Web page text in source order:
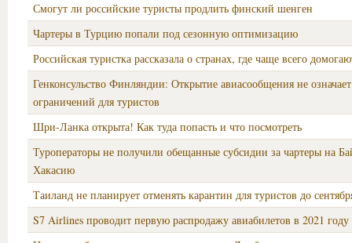
Смогут ли российские туристы продлить финский шенген
Чартеры в Турцию попали под сезонную оптимизацию
Российская туристка рассказала о странах, где чаще всего
Генконсульство Финляндии: Открытие авиасообщения не
ограничений для туристов
Шри-Ланка открыта! Как туда попасть и что посмотреть
Туроператоры не получили обещанные субсидии за чартеры на
Хакасию
Таиланд не планирует отменять карантин для туристов до
S7 Airlines проводит первую распродажу авиабилетов в 2021 году